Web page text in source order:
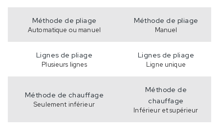
Méthode de pliage
Automatique ou manuel
Méthode de pliage
Manuel
Lignes de pliage
Plusieurs lignes
Lignes de pliage
Ligne unique
Méthode de chauffage
Seulement inférieur
Méthode de
chauffage
Inférieur et supérieur